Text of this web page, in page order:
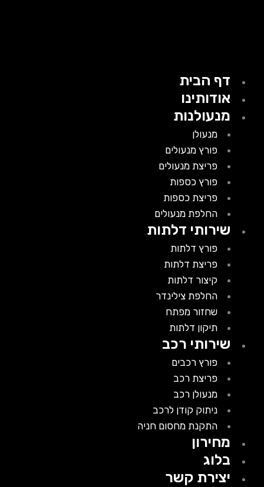
דף הבית
אודותינו
מנעולנות
מנעולן
פורץ מנעולים
פריצת מנעולים
פורץ כספות
פריצת כספות
החלפת מנעולים
שירותי דלתות
פורץ דלתות
פריצת דלתות
קיצור דלתות
החלפת צילינדר
שחזור מפתח
תיקון דלתות
שירותי רכב
פורץ רכבים
פריצת רכב
מנעולן רכב
ניתוק קודן לרכב
התקנת מחסום חניה
מחירון
בלוג
יצירת קשר